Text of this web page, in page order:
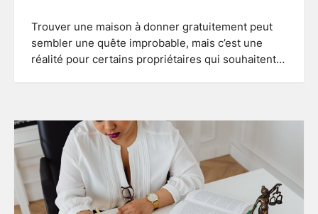
Trouver une maison à donner gratuitement peut
sembler une quête improbable, mais c’est une
réalité pour certains propriétaires qui souhaitent…